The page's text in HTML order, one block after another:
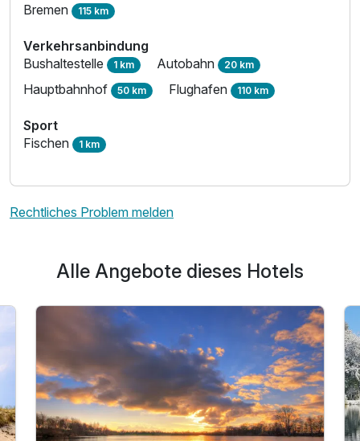
Bremen 115 km
Verkehrsanbindung
Bushaltestelle 1 km Autobahn 20 km
Hauptbahnhof 50 km Flughafen 110 km
Sport
Fischen 1 km
Rechtliches Problem melden
Alle Angebote dieses Hotels